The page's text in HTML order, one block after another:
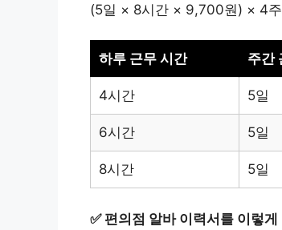
(5일 × 8시간 × 9,700원) × 4
하루 근무 시간 주간
4시간 5일
6시간 5일
8시간 5일
✅ 편의점 알바 이력서를 이렇